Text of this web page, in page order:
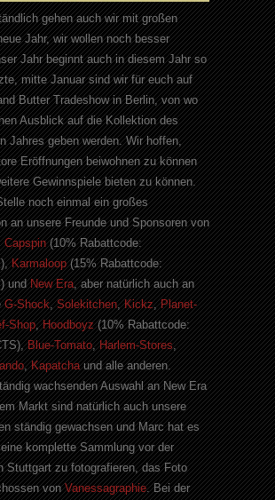
gehen auch wir mit großen
Jahr, wir wollen noch besser
Jahr beginnt auch in diesem Jahr so
mitte Januar sind wir für euch auf
Butter Tradeshow in Berlin, von wo
Ausblick auf die Kollektion des
Jahres geben werden. Wir hoffen,
Eröffnungen beiwohnen zu können
Gewinnspiele bieten zu können.
noch einmal ein großes
an unsere Freunde und Sponsoren von
Capspin(10% Rabattcode:
Karmaloop(15% Rabattcode:
undNew Era, aber natürlich auch an
G-Shock,Solekitchen,Kickz,Planet-
Shop,Hoodboyz(10% Rabattcode:
Blue-Tomato,Harlem-Stores,
,Kapatchaund alle anderen.
wachsenden Auswahl an New Era
Markt sind natürlich auch unsere
ständig gewachsen und Marc hat es
komplette Sammlung vor der
Stuttgart zu fotografieren, das Foto
vonVanessagraphie. Bei der